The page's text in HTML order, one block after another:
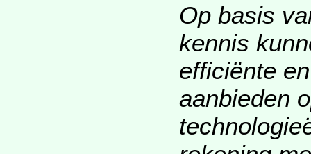
Op basis
kennis
efficiënte
aanbieden